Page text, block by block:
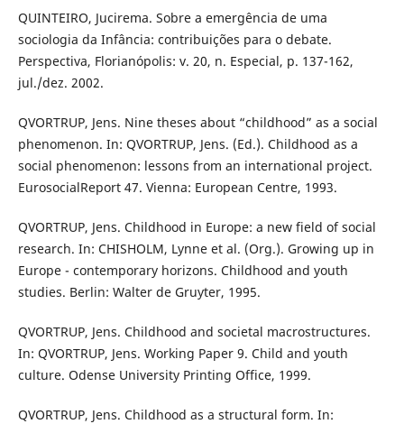
QUINTEIRO, Jucirema. Sobre a emergência de uma
sociologia da Infância: contribuições para o debate.
Perspectiva, Florianópolis: v. 20, n. Especial, p. 137-162,
jul./dez. 2002.
QVORTRUP, Jens. Nine theses about “childhood” as a social
phenomenon. In: QVORTRUP, Jens. (Ed.). Childhood as a
social phenomenon: lessons from an international project.
EurosocialReport 47. Vienna: European Centre, 1993.
QVORTRUP, Jens. Childhood in Europe: a new field of social
research. In: CHISHOLM, Lynne et al. (Org.). Growing up in
Europe - contemporary horizons. Childhood and youth
studies. Berlin: Walter de Gruyter, 1995.
QVORTRUP, Jens. Childhood and societal macrostructures.
In: QVORTRUP, Jens. Working Paper 9. Child and youth
culture. Odense University Printing Office, 1999.
QVORTRUP, Jens. Childhood as a structural form. In: